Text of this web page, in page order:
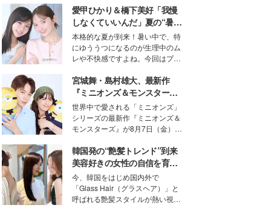
な美容の常識を大きく変える可能
性を秘めた、革新的な「Water
Capturing Skin（ウォーターキャ
プチャリングスキン：捕水肌）」
技術を、花王が構築した。
愛甲ひかり＆橋下美好「我慢
しなくていいんだ」夏の“暑さ
対策”の新しい選択肢とは？
本格的な夏が到来！暑い中で、特
にゆううつになるのが生理中のム
レや不快感ですよね。今回はプラ
モデル・愛甲ひかりさんと橋下美
好さんを迎えて本音で女子会トー
ク。猛暑のお出かけを快適に過ご
すヒントや、2人が感動した夏の
生理の新常識にも迫りました。
宮城舞・島村雄大、最新作
『ミニオンズ＆モンスター
ズ』の魅力熱弁 ハチャメチャ
だけじゃない“友情と絆”に感
動
世界中で愛される「ミニオンズ」
シリーズの最新作『ミニオンズ＆
モンスターズ』が8月7日（金）に
ニオン好き”という共通点を持つモ
デルの宮城舞と島村雄大の特別対
談をお届け！それぞれの視点か
ら、今作ならではの魅力や予想外
の感動をもたらす奥深いストーリ
ーについて熱く語り合ってもらっ
韓国発の“艶髪トレンド”到来
美容好きの女性の自信を育む
「ヘアケア事情」って？
今、韓国をはじめ国内外で
「Glass Hair（グラスヘア）」と
呼ばれる艶髪スタイルが熱い視線